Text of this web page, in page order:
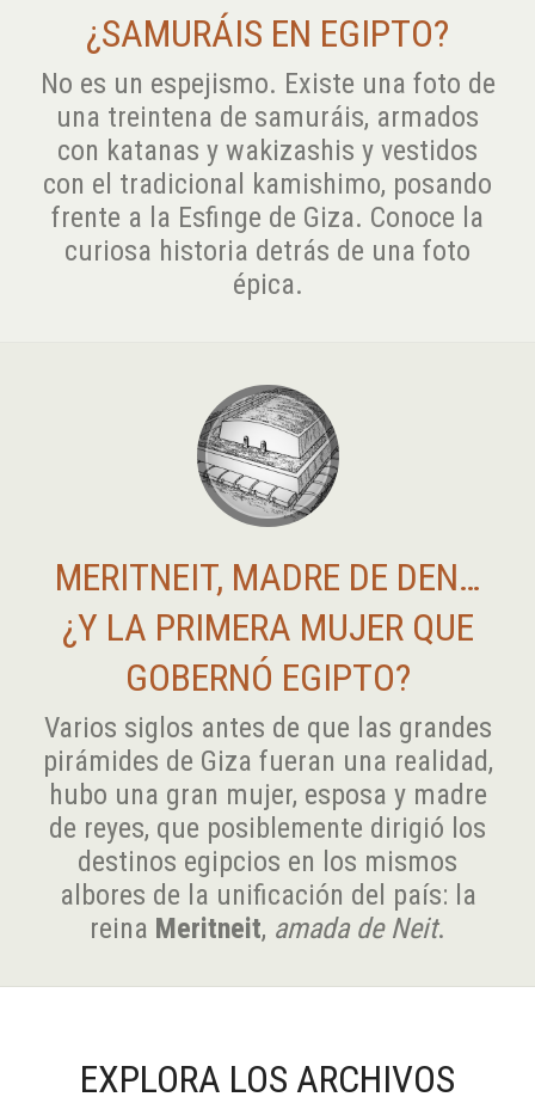
¿SAMURÁIS EN EGIPTO?
No es un espejismo. Existe una foto de
una treintena de samuráis, armados
con katanas y wakizashis y vestidos
con el tradicional kamishimo, posando
frente a la Esfinge de Giza. Conoce la
curiosa historia detrás de una foto
épica.
MERITNEIT, MADRE DE DEN…
¿Y LA PRIMERA MUJER QUE
GOBERNÓ EGIPTO?
Varios siglos antes de que las grandes
pirámides de Giza fueran una realidad,
hubo una gran mujer, esposa y madre
de reyes, que posiblemente dirigió los
destinos egipcios en los mismos
albores de la unificación del país: la
reina Meritneit, amada de Neit.
EXPLORA LOS ARCHIVOS